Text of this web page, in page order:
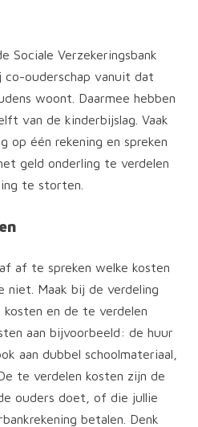
scheiden
Sociale Verzekeringsbank
co-ouderschap vanuit dat
woont. Daarmee hebben
van de kinderbijslag. Vaak
op één rekening en spreken
geld onderling te verdelen
te storten.
af te spreken welke kosten
niet. Maak bij de verdeling
en de te verdelen
aan bijvoorbeeld: de huur
aan dubbel schoolmateriaal,
te verdelen kosten zijn de
ouders doet, of die jullie
betalen. Denk